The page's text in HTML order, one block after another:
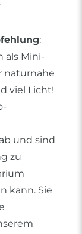
:
als Mini-
naturnahe
viel Licht!
und sind
zu
kann. Sie